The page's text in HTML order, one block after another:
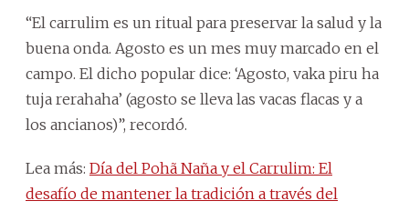
“El carrulim es un ritual para preservar la salud y la
buena onda. Agosto es un mes muy marcado en el
campo. El dicho popular dice: ‘Agosto, vaka piru ha
tuja rerahaha’ (agosto se lleva las vacas flacas y a
los ancianos)”, recordó.
Lea más: Día del Pohã Naña y el Carrulim: El
desafío de mantener la tradición a través del